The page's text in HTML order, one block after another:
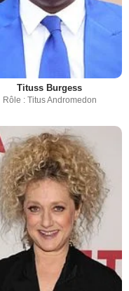
Tituss Burgess
Rôle : Titus Andromedon